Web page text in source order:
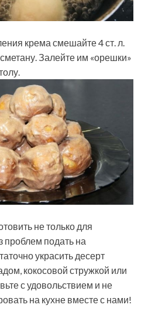
крема смешайте 4 ст. л.
Залейте им «орешки»
не только для
проблем подать на
украсить десерт
кокосовой стружкой или
с удовольствием и не
на кухне вместе с нами!